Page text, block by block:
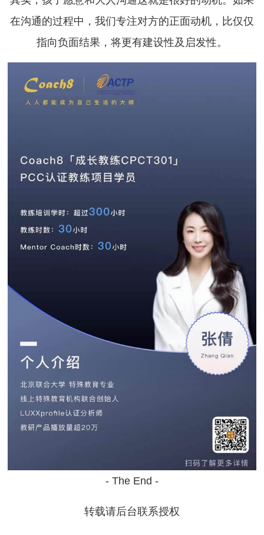
在沟通的过程中，我们专注对方的正面动机，比仅仅
指向负面结果，将更有建设性及启发性。
- The End -
转载请后台联系授权